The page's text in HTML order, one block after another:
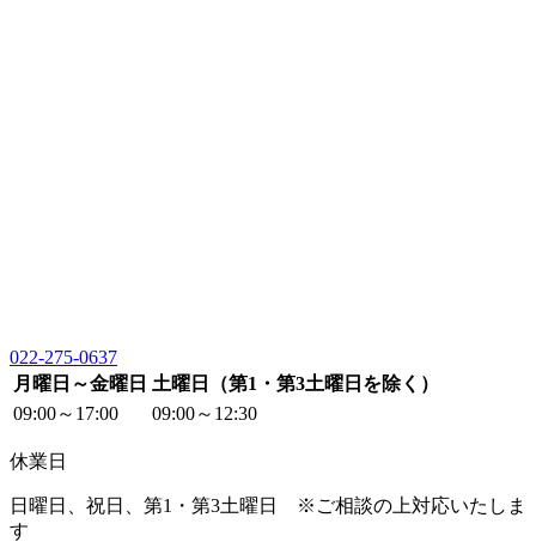
022-275-0637
月曜日～金曜日 土曜日（第1・第3土曜日を除く）
09:00～17:00
09:00～12:30
休業日
日曜日、祝日、第1・第3土曜日 ※ご相談の上対応いたしま
す